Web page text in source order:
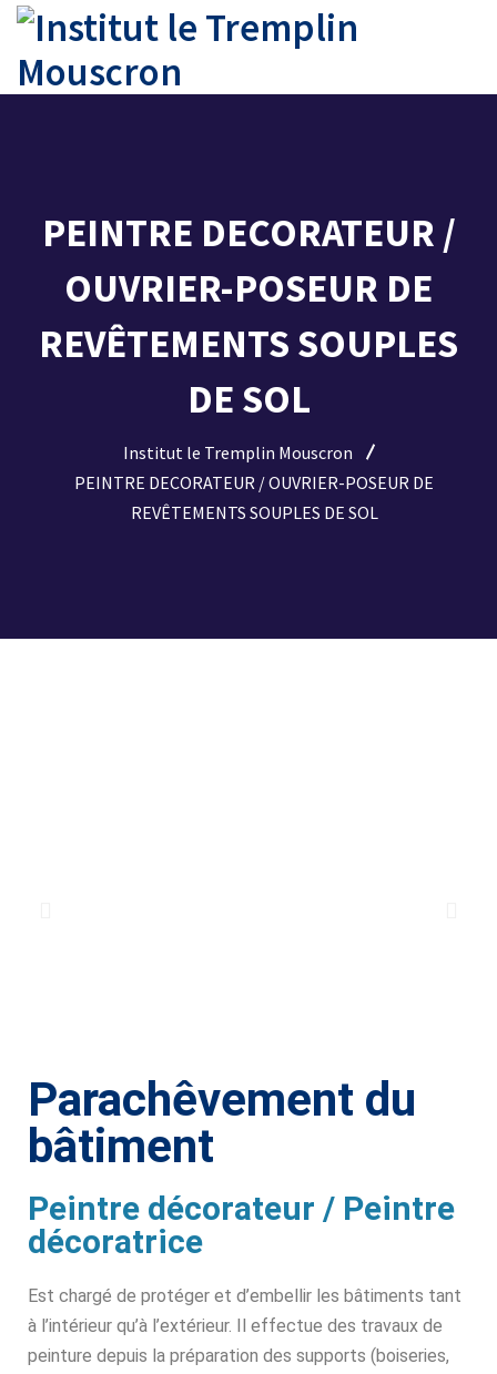
PEINTRE DECORATEUR /
OUVRIER-POSEUR DE
REVÊTEMENTS SOUPLES
DE SOL
Institut le Tremplin Mouscron
PEINTRE DECORATEUR / OUVRIER-POSEUR DE
REVÊTEMENTS SOUPLES DE SOL
Parachêvement du
bâtiment
Peintre décorateur / Peintre
décoratrice
Est chargé de protéger et d’embellir les bâtiments tant
à l’intérieur qu’à l’extérieur. Il effectue des travaux de
peinture depuis la préparation des supports (boiseries,